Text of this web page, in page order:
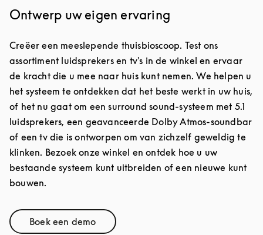
Ontwerp uw eigen ervaring
Creëer een meeslepende thuisbioscoop. Test ons
assortiment luidsprekers en tv's in de winkel en ervaar
de kracht die u mee naar huis kunt nemen. We helpen u
het systeem te ontdekken dat het beste werkt in uw huis,
of het nu gaat om een surround sound-systeem met 5.1
luidsprekers, een geavanceerde Dolby Atmos-soundbar
of een tv die is ontworpen om van zichzelf geweldig te
klinken. Bezoek onze winkel en ontdek hoe u uw
bestaande systeem kunt uitbreiden of een nieuwe kunt
bouwen.
Boek een demoLink Opens in New Tab